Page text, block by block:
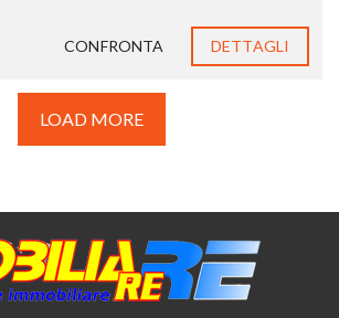
CONFRONTA DETTAGLI
LOAD MORE